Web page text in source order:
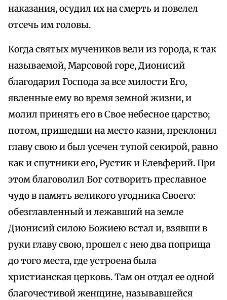
наказания, осудил их на смерть и повелел
отсечь им головы.
Когда святых мучеников вели из города, к так
называемой, Марсовой горе, Дионисий
благодарил Господа за все милости Его,
явленные ему во время земной жизни, и
молил принять его в Свое небесное царство;
потом, пришедши на место казни, преклонил
главу свою и был усечен тупой секирой, равно
как и спутники его, Рустик и Елевферий. При
этом благоволил Бог сотворить преславное
чудо в память великого угодника Своего:
обезглавленный и лежавший на земле
Дионисий силою Божиею встал и, взявши в
руки главу свою, прошел с нею два поприща
до того места, где устроена была
христианская церковь. Там он отдал ее одной
благочестивой женщине, называвшейся